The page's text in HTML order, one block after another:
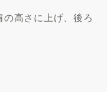
高さに上げ、後ろ